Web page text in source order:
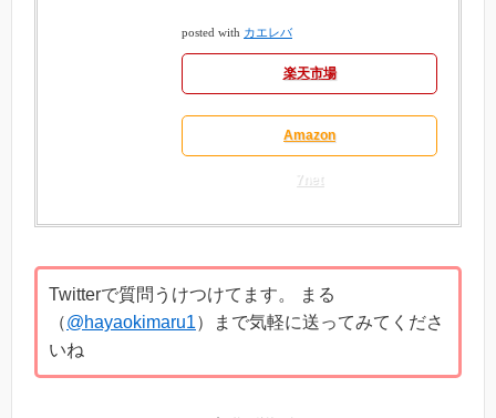
posted with カエレバ
楽天市場
Amazon
7net
Twitterで質問うけつけてます。 まる
（@hayaokimaru1）まで気軽に送ってみてくださ
いね